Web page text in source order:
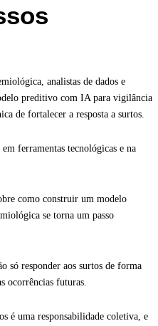
analistas de dados e
preditivo com IA para vigilância
de fortalecer a resposta a surtos.
ferramentas tecnológicas e na
como construir um modelo
se torna um passo
só responder aos surtos de forma
ocorrências futuras.
é uma responsabilidade coletiva, e